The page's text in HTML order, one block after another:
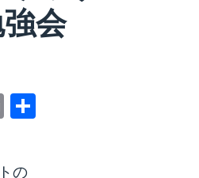
会
E
の